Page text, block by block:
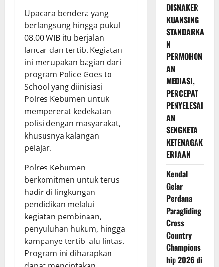
Upacara bendera yang
berlangsung hingga pukul
08.00 WIB itu berjalan
lancar dan tertib. Kegiatan
ini merupakan bagian dari
program Police Goes to
School yang diinisiasi
Polres Kebumen untuk
mempererat kedekatan
polisi dengan masyarakat,
khususnya kalangan
pelajar.
Polres Kebumen
berkomitmen untuk terus
hadir di lingkungan
pendidikan melalui
kegiatan pembinaan,
penyuluhan hukum, hingga
kampanye tertib lalu lintas.
Program ini diharapkan
DISNAKER
KUANSING
STANDARKA
N
PERMOHON
AN
MEDIASI,
PERCEPAT
PENYELESAI
AN
SENGKETA
KETENAGAK
ERJAAN
Kendal
Gelar
Perdana
Paragliding
Cross
Country
Champions
hip 2026 di